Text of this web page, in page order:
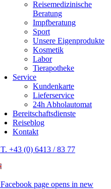
Reisemedizinische
Beratung
Impfberatung
Sport
Unsere Eigenprodukte
Kosmetik
Labor
Tierapotheke
Service
Kundenkarte
Lieferservice
24h Abholautomat
Bereitschaftsdienste
Reiseblog
Kontakt
T. +43 (0) 6413 / 83 77
Facebook page opens in new